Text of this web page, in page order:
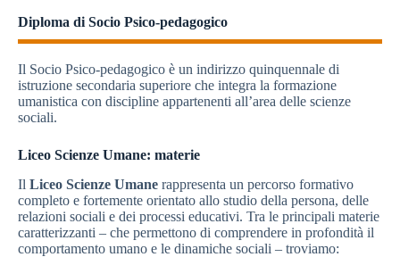
Diploma di Socio Psico-pedagogico
Il Socio Psico-pedagogico è un indirizzo quinquennale di
istruzione secondaria superiore che integra la formazione
umanistica con discipline appartenenti all’area delle scienze
sociali.
Liceo Scienze Umane: materie
Il Liceo Scienze Umane rappresenta un percorso formativo
completo e fortemente orientato allo studio della persona, delle
relazioni sociali e dei processi educativi. Tra le principali materie
caratterizzanti – che permettono di comprendere in profondità il
comportamento umano e le dinamiche sociali – troviamo: